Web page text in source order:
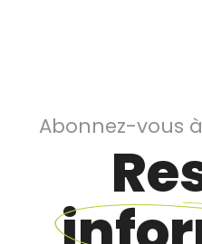
Abonnez-vous